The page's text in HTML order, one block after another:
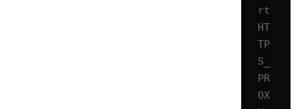
rt
HT
TP
S_
PR
OX